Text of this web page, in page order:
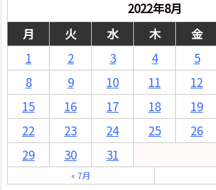
2022年8月
月
火 水 木 金
1
2 3 4 5
8
9 10 11 12
15
16 17 18 19
22
23 24 25 26
29
30 31
« 7月